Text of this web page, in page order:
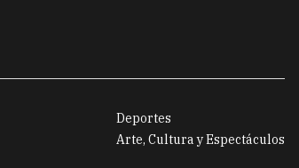
Deportes
Arte, Cultura y Espectáculos